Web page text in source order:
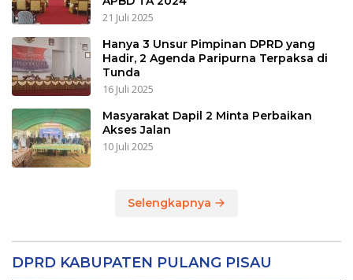
21 Juli 2025
Hanya 3 Unsur Pimpinan DPRD yang
Hadir, 2 Agenda Paripurna Terpaksa di
Tunda
16 Juli 2025
Masyarakat Dapil 2 Minta Perbaikan
Akses Jalan
10 Juli 2025
Selengkapnya
DPRD KABUPATEN PULANG PISAU